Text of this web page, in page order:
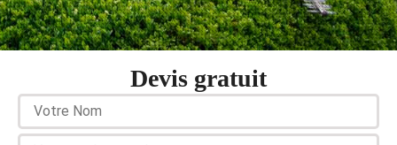
Devis gratuit